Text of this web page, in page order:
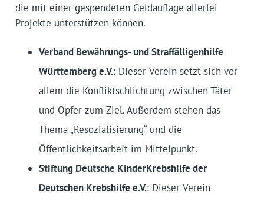
die mit einer gespendeten Geldauflage allerlei
Projekte unterstützen können.
Verband Bewährungs- und Straffälligenhilfe
Württemberg e.V.: Dieser Verein setzt sich vor
allem die Konfliktschlichtung zwischen Täter
und Opfer zum Ziel. Außerdem stehen das
Thema „Resozialisierung“ und die
Öffentlichkeitsarbeit im Mittelpunkt.
Stiftung Deutsche KinderKrebshilfe der
Deutschen Krebshilfe e.V.: Dieser Verein